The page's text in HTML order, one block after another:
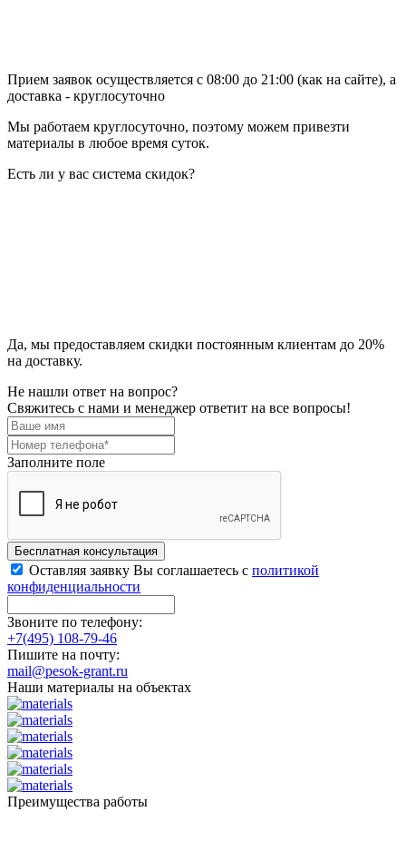
Прием заявок осуществляется с 08:00 до 21:00 (как на сайте), а
доставка - круглосуточно
Мы работаем круглосуточно, поэтому можем привезти
материалы в любое время суток.
Есть ли у вас система скидок?
Да, мы предоставляем скидки постоянным клиентам до 20%
на доставку.
Не нашли ответ на вопрос?
Свяжитесь с нами и менеджер ответит на все вопросы!
Заполните поле
Бесплатная консультация
Оставляя заявку Вы соглашаетесь с политикой
конфиденциальности
Звоните по телефону:
+7(495) 108-79-46
Пишите на почту:
mail@pesok-grant.ru
Наши материалы на объектах
Преимущества работы